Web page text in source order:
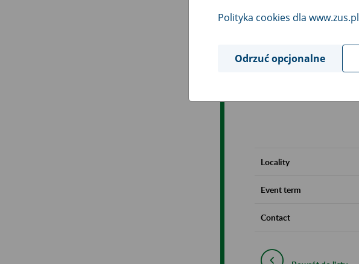
Locality
Event term
Contact
Polityka cookies dla www.zus.pl
Odrzuć opcjonalne